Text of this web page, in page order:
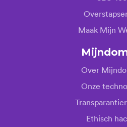
Maak Mijn
Over
Onze
Ethisch